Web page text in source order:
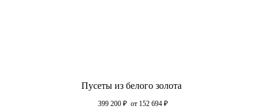
Пусеты из белого золота
399 200 ₽ от 152 694 ₽